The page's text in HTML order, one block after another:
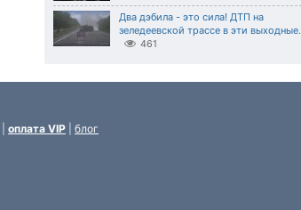
Два дэбила - это сила! ДТП на
зеледеевской трассе в эти выходные.
461
оплата VIP
блог